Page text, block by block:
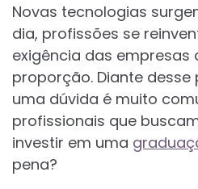
Novas tecnologias
dia, profissões se
exigência das
proporção. Diante
uma dúvida é muito
profissionais que
investir em uma
pena?